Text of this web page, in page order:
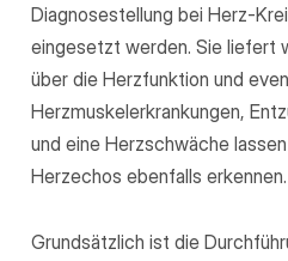
Diagnosestellung bei Herz-
eingesetzt werden. Sie liefert
über die Herzfunktion und
Herzmuskelerkrankungen,
und eine Herzschwäche
Herzechos ebenfalls erkennen.
Grundsätzlich ist die